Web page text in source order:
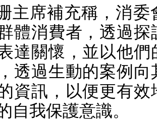
主席補充稱，消委
體消費者，透過探
達關懷，並以他們
透過生動的案例向
資訊，以便更有效
自我保護意識。